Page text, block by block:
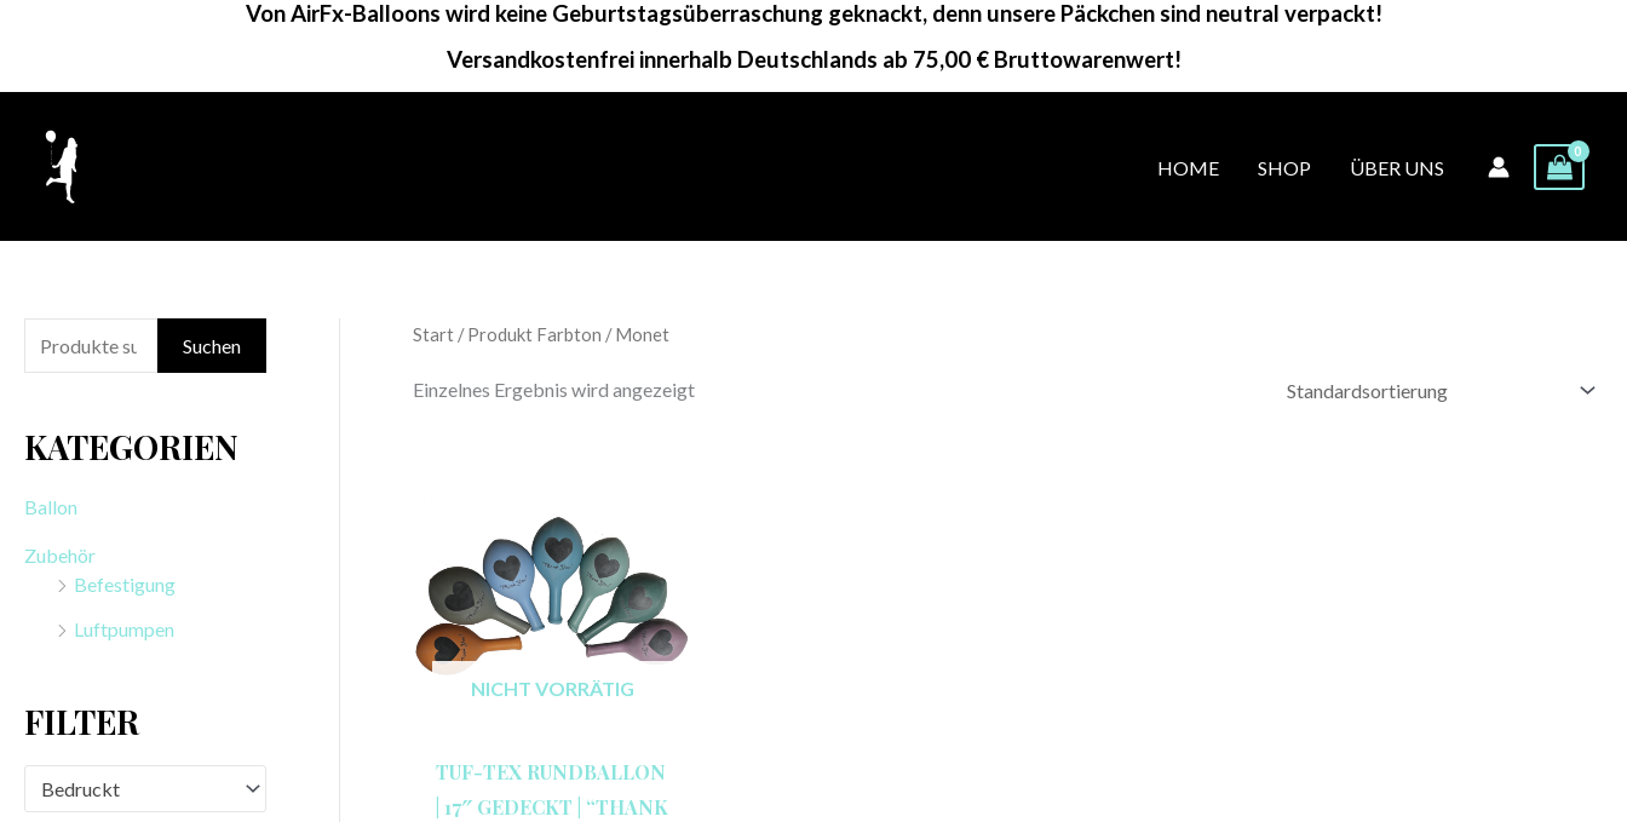
springen
Von AirFx-Balloons wird keine Geburtstagsüberraschung geknackt, denn unsere Päckchen sind neutral verpackt!
Versandkostenfrei innerhalb Deutschlands ab 75,00 € Bruttowarenwert!
HOME SHOP ÜBER UNS
u
h
n
Suchen
KATEGORIEN
Ballon
Zubehör
Befestigung
Luftpumpen
FILTER
Bedruckt
Start/ Produkt Farbton / Monet
Einzelnes Ergebnis wird angezeigt
NICHT VORRÄTIG
TUF-TEX RUNDBALLON
| 17″ GEDECKT | “THANK